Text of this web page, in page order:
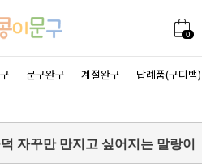
0
문구완구 계절완구 답례품(구디백)
자꾸만 만지고 싶어지는 말랑이